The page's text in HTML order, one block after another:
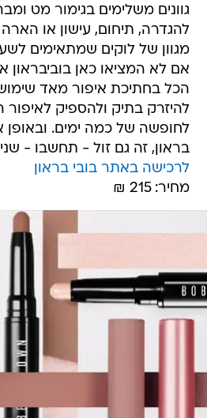
גוונים משלימים בגימור מט
להגדרה, תיחום, עישון או
מגוון של לוקים שמתאימים
אם לא המציאו כאן בוביבראון
הכל בחתיכת איפור מאד
להיזרק בתיק ולהספיק לאיפור
לחופשה של כמה ימים. ובאופן
בראון, זה גם זול - תחשבו - שני
לרכישה באתר בובי בראון
מחיר: 215 ₪